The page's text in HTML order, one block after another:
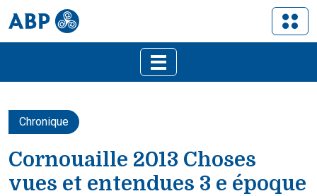
Chronique
Cornouaille 2013 Choses
vues et entendues 3 e époque